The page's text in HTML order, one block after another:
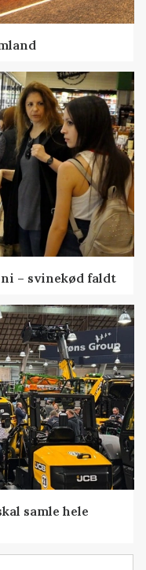
– svinekød faldt
samle hele